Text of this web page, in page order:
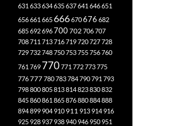
631 633634635637641 646651
656661 665666670676 682
685692696700702706707
708711 713716719720727728
729732748750753755756760
761 769 770771 772773775
776777780783784790791 793
798800805813814823830832
845860861 865876880884888
894899904910 911 913914916
925928937938940946950951